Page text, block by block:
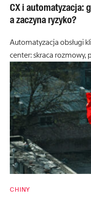
CX i automatyzacja:
a zaczyna ryzyko?
Automatyzacja obsługi
center: skraca rozmowy,
CHINY